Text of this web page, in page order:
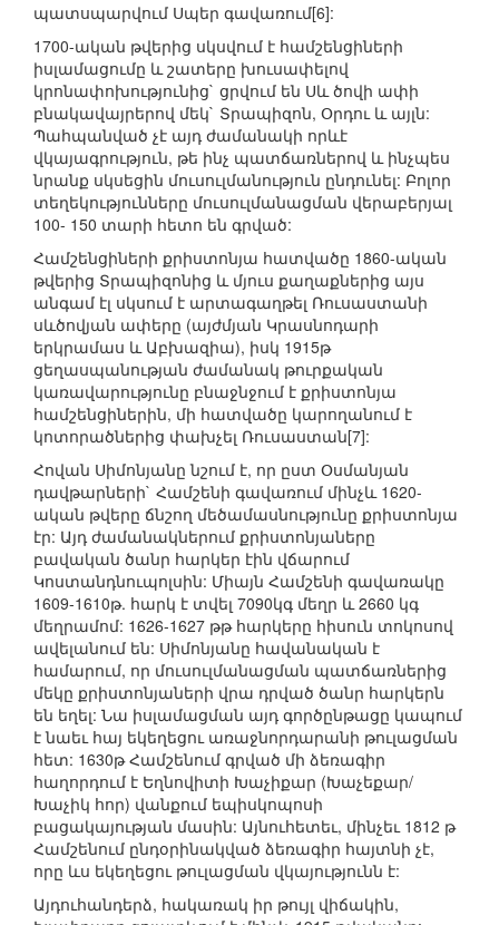
պատսպարվում Սպեր գավառում[6]:
1700-ական թվերից սկսվում է համշենցիների
իսլամացումը և շատերը խուսափելով
կրոնափոխությունից` ցրվում են Սև ծովի ափի
բնակավայրերով մեկ` Տրապիզոն, Օրդու և այլն:
Պահպանված չէ այդ ժամանակի որևէ
վկայագրություն, թե ինչ պատճառներով և ինչպես
նրանք սկսեցին մուսուլմանություն ընդունել: Բոլոր
տեղեկությունները մուսուլմանացման վերաբերյալ
100- 150 տարի հետո են գրված:
Համշենցիների քրիստոնյա հատվածը 1860-ական
թվերից Տրապիզոնից և մյուս քաղաքներից այս
անգամ էլ սկսում է արտագաղթել Ռուսաստանի
սևծովյան ափերը (այժմյան Կրասնոդարի
երկրամաս և Աբխազիա), իսկ 1915թ
ցեղասպանության ժամանակ թուրքական
կառավարությունը բնաջնջում է քրիստոնյա
համշենցիներին, մի հատվածը կարողանում է
կոտորածներից փախչել Ռուսաստան[7]:
Հովան Սիմոնյանը նշում է, որ ըստ Օսմանյան
դավթարների` Համշենի գավառում մինչև 1620-
ական թվերը ճնշող մեծամասնությունը քրիստոնյա
էր: Այդ ժամանակներում քրիստոնյաները
բավական ծանր հարկեր էին վճարում
Կոստանդնուպոլսին: Միայն Համշենի գավառակը
1609-1610թ. հարկ է տվել 7090կգ մեղր և 2660 կգ
մեղրամոմ: 1626-1627 թթ հարկերը հիսուն տոկոսով
ավելանում են: Սիմոնյանը հավանական է
համարում, որ մուսուլմանացման պատճառներից
մեկը քրիստոնյաների վրա դրված ծանր հարկերն
են եղել: Նա իսլամացման այդ գործընթացը կապում
է նաեւ հայ եկեղեցու առաջնորդարանի թուլացման
հետ: 1630թ Համշենում գրված մի ձեռագիր
հաղորդում է Եղնովիտի Խաչիքար (Խաչեքար/
Խաչիկ հոր) վանքում եպիսկոպոսի
բացակայության մասին: Այնուհետեւ, մինչեւ 1812 թ
Համշենում ընդօրինակված ձեռագիր հայտնի չէ,
որը ևս եկեղեցու թուլացման վկայությունն է:
Այդուհանդերձ, հակառակ իր թույլ վիճակին,